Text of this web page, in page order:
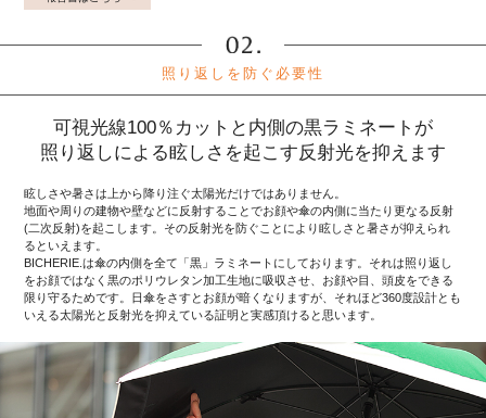
照り返しを防ぐ必要性
可視光線100％カットと内側の黒ラミネートが
照り返しによる眩しさを起こす反射光を抑えます
眩しさや暑さは上から降り注ぐ太陽光だけではありません。
地面や周りの建物や壁などに反射することでお顔や傘の内側に当たり更なる反射
(二次反射)を起こします。その反射光を防ぐことにより眩しさと暑さが抑えられ
るといえます。
BICHERIE.は傘の内側を全て「黒」ラミネートにしております。それは照り返し
をお顔ではなく黒のポリウレタン加工生地に吸収させ、お顔や目、頭皮をできる
限り守るためです。日傘をさすとお顔が暗くなりますが、それほど360度設計とも
いえる太陽光と反射光を抑えている証明と実感頂けると思います。